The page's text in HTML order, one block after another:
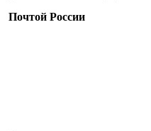
Почтой России